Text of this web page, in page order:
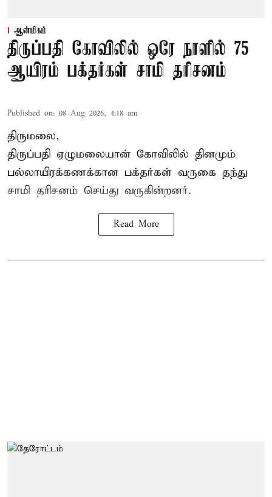
ஆன்மிகம்
திருப்பதி கோவிலில் ஒரே நாளில் 75
ஆயிரம் பக்தர்கள் சாமி தரிசனம்
Published on: 08 Aug 2026, 4:18 am
திருமலை,
திருப்பதி ஏழுமலையான் கோவிலில் தினமும்
பல்லாயிரக்கணக்கான பக்தர்கள் வருகை தந்து
சாமி தரிசனம் செய்து வருகின்றனர்.
Read More